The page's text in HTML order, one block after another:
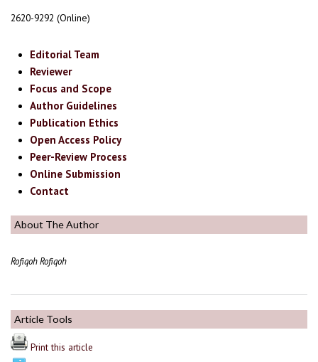
2620-9292 (Online)
Editorial Team
Reviewer
Focus and Scope
Author Guidelines
Publication Ethics
Open Access Policy
Peer-Review Process
Online Submission
Contact
About The Author
Rofiqoh Rofiqoh
Article Tools
Print this article